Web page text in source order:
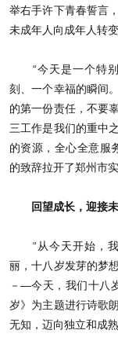
举右手许下青春誓言
未成年人向成年人转变
“今天是一个特别
刻、一个幸福的瞬间
的第一份责任，不要
三工作是我们的重中
的资源，全心全意服
的致辞拉开了郑州市
回望成长，迎接
“从今天开始，我
丽，十八岁发芽的梦
－—今天，我们十八
岁》为主题进行诗歌
无知，迈向独立和成